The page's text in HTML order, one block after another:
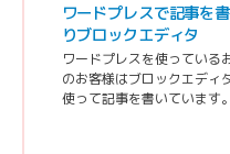
ワードプレスで記事を
りブロックエディタ
ワードプレスを使っている
のお客様はブロックエディ
使って記事を書いています